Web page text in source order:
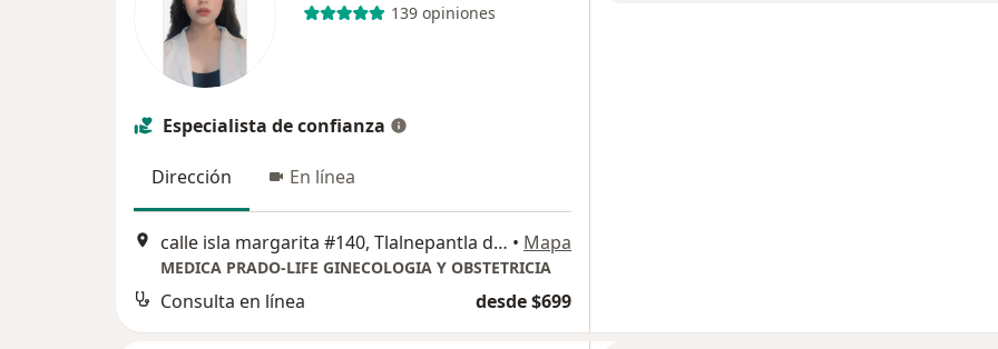
139 opiniones
Especialista de confianza
Dirección En línea
calle isla margarita #140, Tlalnepantla de Baz • Mapa
MEDICA PRADO-LIFE GINECOLOGIA Y OBSTETRICIA
Consulta en línea desde $699